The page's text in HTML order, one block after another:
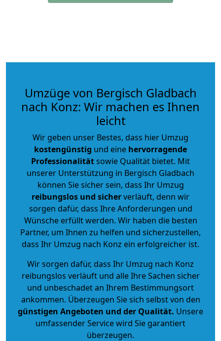
Umzüge von Bergisch Gladbach
nach Konz: Wir machen es Ihnen
leicht
Wir geben unser Bestes, dass hier Umzug
kostengünstig und eine hervorragende
Professionalitätsowie Qualität bietet. Mit
unserer Unterstützung in Bergisch Gladbach
können Sie sicher sein, dass Ihr Umzug
reibungslos und sicherverläuft, denn wir
sorgen dafür, dass Ihre Anforderungen und
Wünsche erfüllt werden. Wir haben die besten
Partner, um Ihnen zu helfen und sicherzustellen,
dass Ihr Umzug nach Konz ein erfolgreicher ist.
Wir sorgen dafür, dass Ihr Umzug nach Konz
reibungslos verläuft und alle Ihre Sachen sicher
und unbeschadet an Ihrem Bestimmungsort
ankommen. Überzeugen Sie sich selbst von den
günstigen Angeboten und der Qualität. Unsere
umfassender Service wird Sie garantiert
überzeugen.